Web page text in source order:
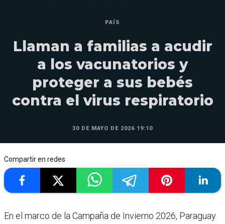
PAÍS
Llaman a familias a acudir
a los vacunatorios y
proteger a sus bebés
contra el virus respiratorio
30 DE MAYO DE 2026 19:10
Compartir en redes
En el marco de la Campaña de Invierno 2026, Paraguay